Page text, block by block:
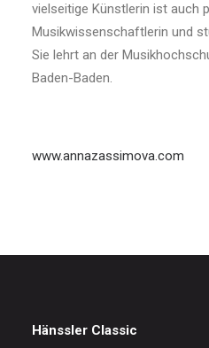
vielseitige Künstlerin ist auch
Musikwissenschaftlerin und
Sie lehrt an der
Baden-Baden.
www.annazassimova.com
Hänssler Classic